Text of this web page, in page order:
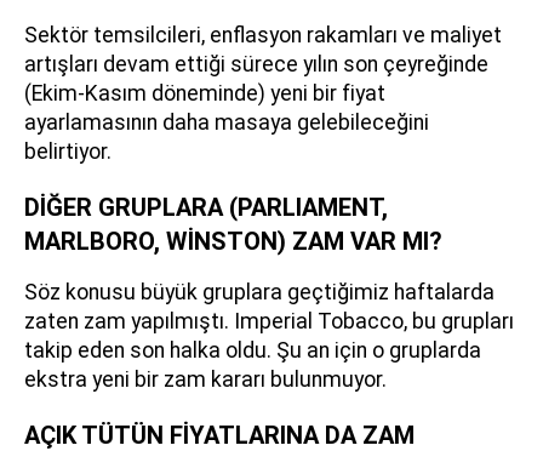
Sektör temsilcileri, enflasyon rakamları ve maliyet
artışları devam ettiği sürece yılın son çeyreğinde
(Ekim-Kasım döneminde) yeni bir fiyat
ayarlamasının daha masaya gelebileceğini
belirtiyor.
DİĞER GRUPLARA (PARLIAMENT,
MARLBORO, WİNSTON) ZAM VAR MI?
Söz konusu büyük gruplara geçtiğimiz haftalarda
zaten zam yapılmıştı. Imperial Tobacco, bu grupları
takip eden son halka oldu. Şu an için o gruplarda
ekstra yeni bir zam kararı bulunmuyor.
AÇIK TÜTÜN FİYATLARINA DA ZAM